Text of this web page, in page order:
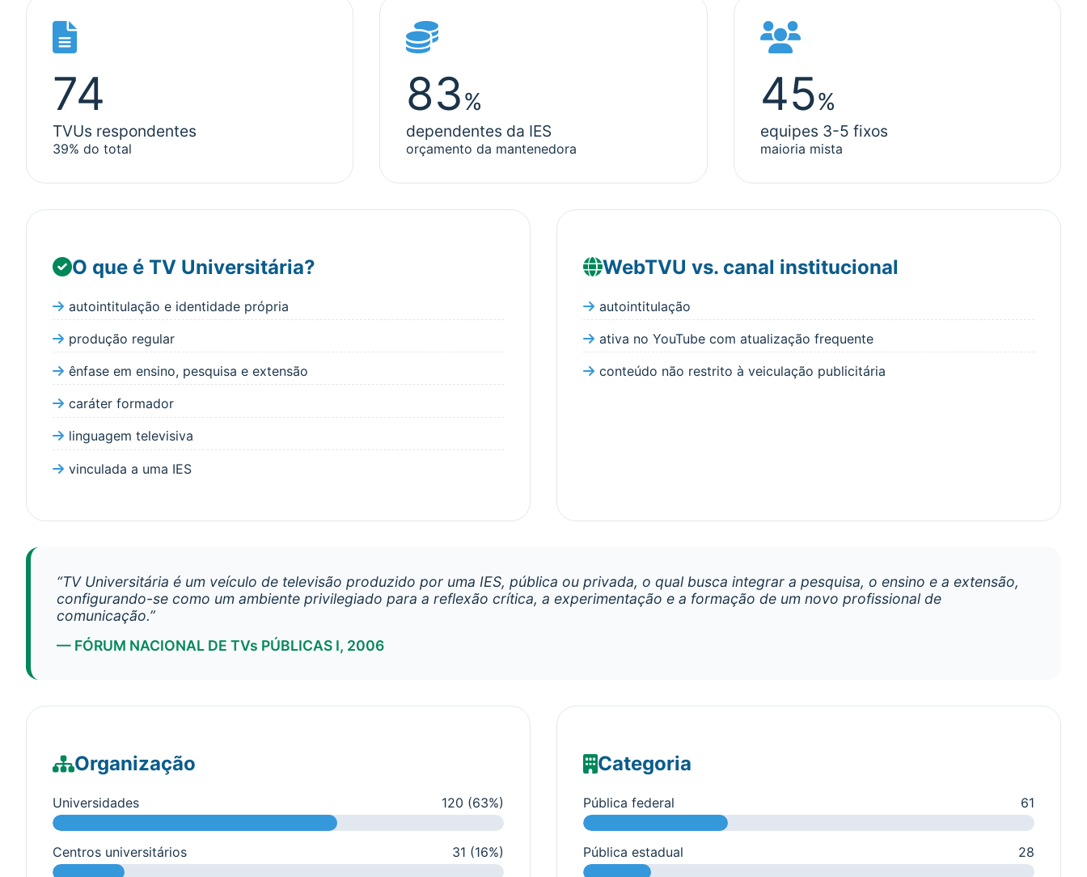
74
TVUs respondentes
39% do total
83%
dependentes da IES
orçamento da mantenedora
45%
equipes 3-5 fixos
maioria mista
O que é TV Universitária?
autointitulação e identidade própria
produção regular
ênfase em ensino, pesquisa e extensão
caráter formador
linguagem televisiva
vinculada a uma IES
WebTVU vs. canal institucional
autointitulação
ativa no YouTube com atualização frequente
conteúdo não restrito à veiculação publicitária
“TV Universitária é um veículo de televisão produzido por uma IES, pública ou privada, o qual busca integrar a pesquisa, o ensino e a extensão,
configurando-se como um ambiente privilegiado para a reflexão crítica, a experimentação e a formação de um novo profissional de
comunicação.”
— FÓRUM NACIONAL DE TVs PÚBLICAS I, 2006
Organização
Universidades 120 (63%)
Centros universitários 31 (16%)
Categoria
Pública federal 61
Pública estadual 28